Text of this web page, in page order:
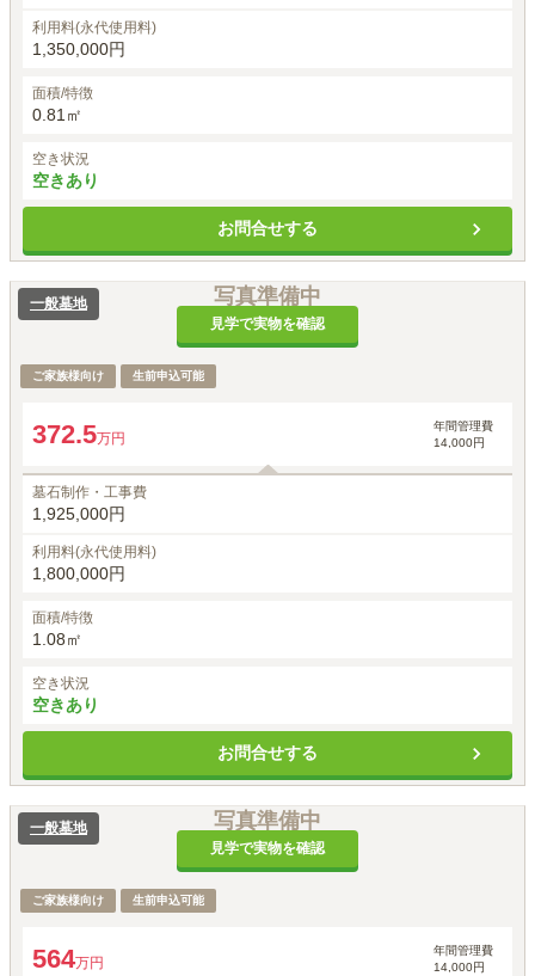
利用料(永代使用料)
1,350,000円
面積/特徴
0.81㎡
空き状況
空きあり
お問合せする
写真準備中
見学で実物を確認
一般墓地
ご家族様向け 生前申込可能
372.5万円
年間管理費
14,000円
墓石制作・工事費
1,925,000円
利用料(永代使用料)
1,800,000円
面積/特徴
1.08㎡
空き状況
空きあり
お問合せする
写真準備中
見学で実物を確認
一般墓地
ご家族様向け 生前申込可能
564万円
年間管理費
14,000円